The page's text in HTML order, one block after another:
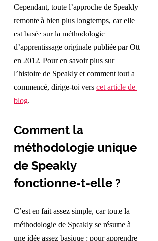
Cependant, toute l’approche de Speakly
remonte à bien plus longtemps, car elle
est basée sur la méthodologie
d’apprentissage originale publiée par Ott
en 2012. Pour en savoir plus sur
l’histoire de Speakly et comment tout a
commencé, dirige-toi vers cet article de
blog.
Comment la
méthodologie unique
de Speakly
fonctionne-t-elle ?
C’est en fait assez simple, car toute la
méthodologie de Speakly se résume à